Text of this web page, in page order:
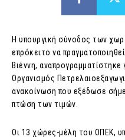
Η υπουργική σύνοδος των
επρόκειτο να
Βιέννη,
Οργανισμός
ανακοίνωση που εξέδωσε
πτώση των τιμών.
Οι 13 χώρες-μέλη του ΟΠΕΚ,